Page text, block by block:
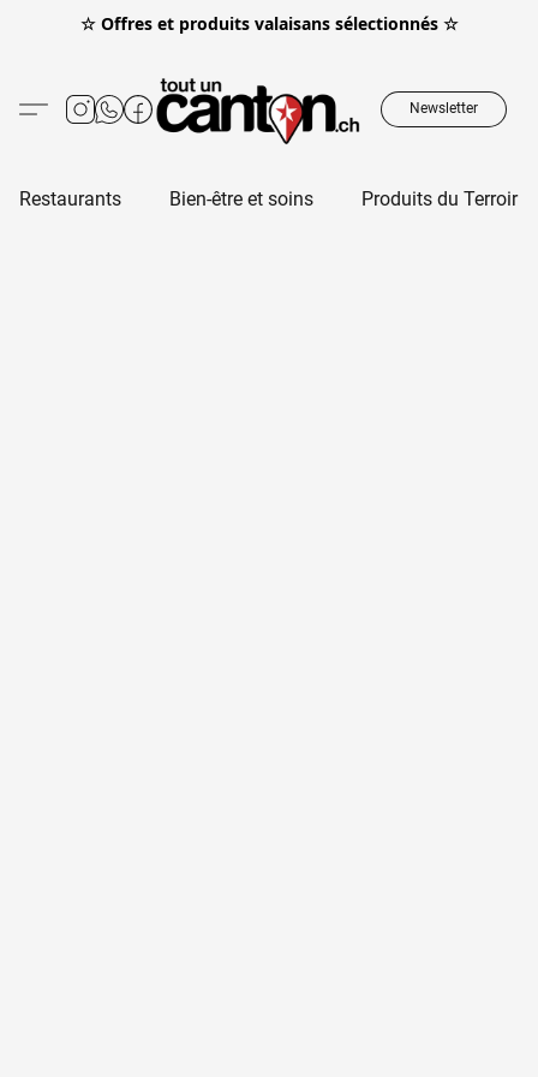
☆ Offres et produits valaisans sélectionnés ☆
Newsletter
Restaurants Bien-être et soins Produits du Terroir